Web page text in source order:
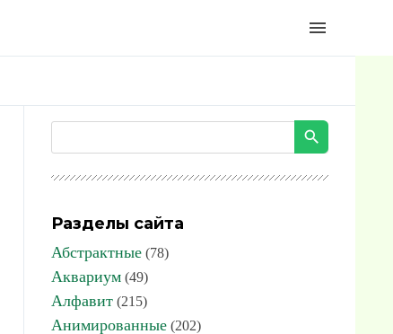
menu
Разделы сайта
Абстрактные (78)
Аквариум (49)
Алфавит (215)
Анимированные (202)